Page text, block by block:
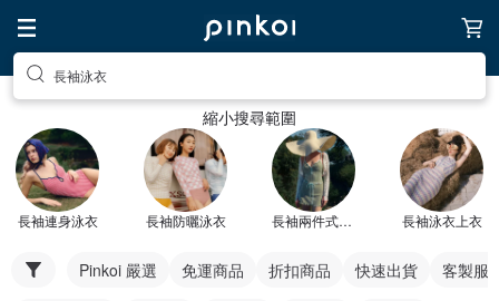
長袖泳衣
縮小搜尋範圍
長袖連身泳衣 長袖防曬泳衣 長袖兩件式泳衣 長袖泳衣上衣
Pinkoi 嚴選 免運商品 折扣商品 快速出貨 客製服